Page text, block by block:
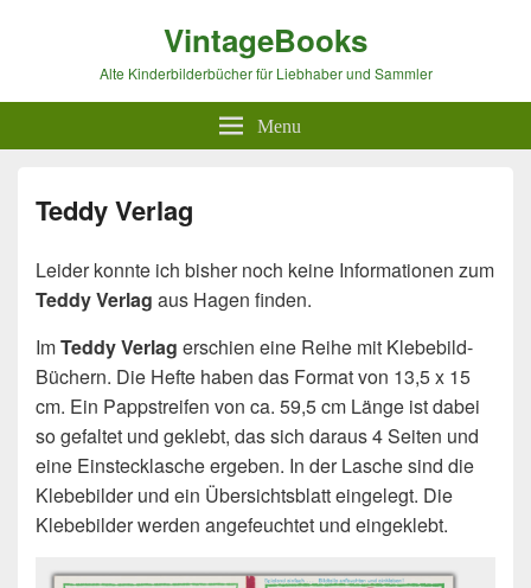
VintageBooks
Alte Kinderbilderbücher für Liebhaber und Sammler
Menu
Teddy Verlag
Leider konnte ich bisher noch keine Informationen zum
Teddy Verlag aus Hagen finden.
ImTeddy Verlag erschien eine Reihe mit Klebebild-
Büchern. Die Hefte haben das Format von 13,5 x 15
cm. Ein Pappstreifen von ca. 59,5 cm Länge ist dabei
so gefaltet und geklebt, das sich daraus 4 Seiten und
eine Einstecklasche ergeben. In der Lasche sind die
Klebebilder und ein Übersichtsblatt eingelegt. Die
Klebebilder werden angefeuchtet und eingeklebt.